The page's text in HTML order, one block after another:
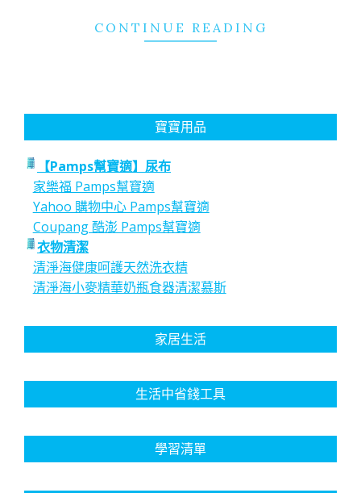
CONTINUE READING
寶寶用品
【Pamps幫寶適】尿布
家樂福 Pamps幫寶適
Yahoo 購物中心 Pamps幫寶適
Coupang 酷澎 Pamps幫寶適
衣物清潔
清淨海健康呵護天然洗衣精
清淨海小麥精華奶瓶食器清潔慕斯
家居生活
生活中省錢工具
學習清單